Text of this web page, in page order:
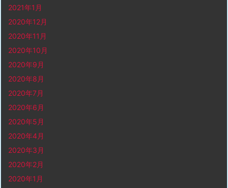
2021年1月
2020年12月
2020年11月
2020年10月
2020年9月
2020年8月
2020年7月
2020年6月
2020年5月
2020年4月
2020年3月
2020年2月
2020年1月